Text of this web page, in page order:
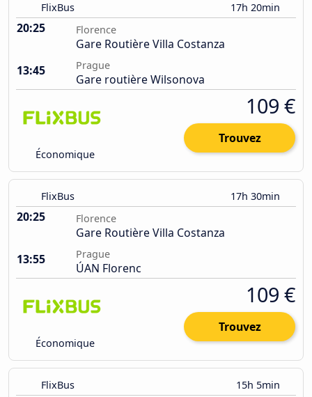
FlixBus 17h 20min
20:25 Florence
Gare Routière Villa Costanza
13:45
Prague
Gare routière Wilsonova
Économique
109 €
Trouvez
FlixBus 17h 30min
20:25 Florence
Gare Routière Villa Costanza
13:55
Prague
ÚAN Florenc
Économique
109 €
Trouvez
FlixBus 15h 5min